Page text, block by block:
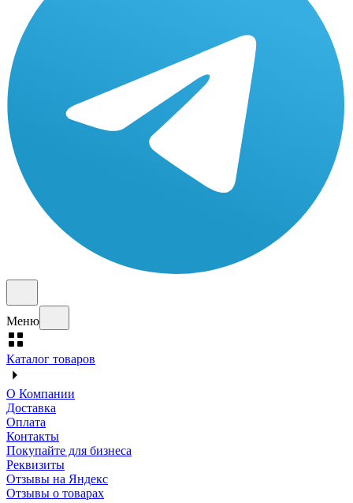
Меню
Каталог товаров
О Компании
Доставка
Оплата
Контакты
Покупайте для бизнеса
Реквизиты
Отзывы на Яндекс
Отзывы о товарах